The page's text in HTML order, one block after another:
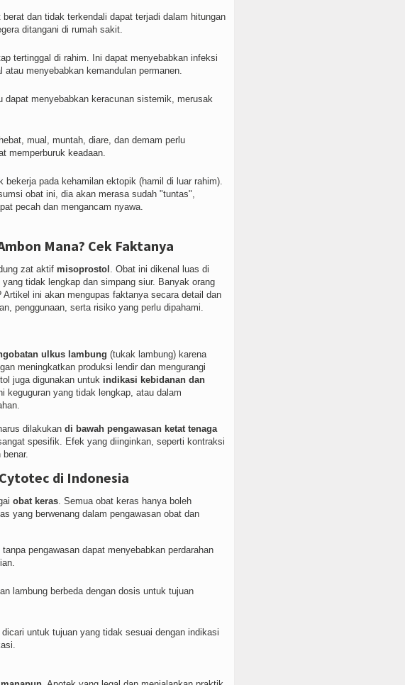
berat dan tidak terkendali dapat terjadi dalam hitungan
ditangani di rumah sakit.
tertinggal di rahim. Ini dapat menyebabkan infeksi
menyebabkan kemandulan permanen.
dapat menyebabkan keracunan sistemik, merusak
mual, muntah, diare, dan demam perlu
memperburuk keadaan.
bekerja pada kehamilan ektopik (hamil di luar rahim).
obat ini, dia akan merasa sudah "tuntas",
pecah dan mengancam nyawa.
Mana? Cek Faktanya
zat aktif misoprostol . Obat ini dikenal luas di
tidak lengkap dan simpang siur. Banyak orang
ini akan mengupas faktanya secara detail dan
penggunaan, serta risiko yang perlu dipahami.
ulkus lambung (tukak lambung) karena
meningkatkan produksi lendir dan mengurangi
juga digunakan untuk indikasi kebidanan dan
keguguran yang tidak lengkap, atau dalam
dilakukan di bawah pengawasan ketat tenaga
spesifik. Efek yang diinginkan, seperti kontraksi
di Indonesia
obat keras. Semua obat keras hanya boleh
yang berwenang dalam pengawasan obat dan
tanpa pengawasan dapat menyebabkan perdarahan
lambung berbeda dengan dosis untuk tujuan
untuk tujuan yang tidak sesuai dengan indikasi